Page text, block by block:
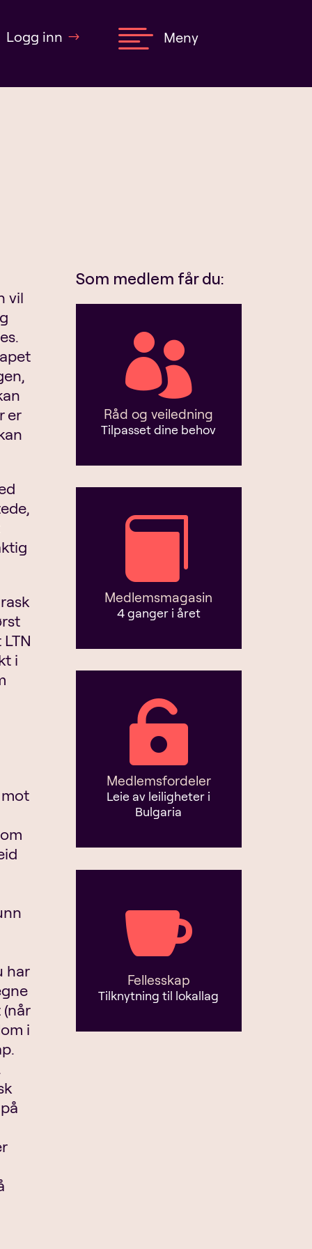
Logg inn  Meny
vil
er
i
mot
har
i
Som medlem får du:

Råd og veiledning
Tilpasset dine behov

Medlemsmagasin
4 ganger i året

Medlemsfordeler
Leie av leiligheter i
Bulgaria

Fellesskap
Tilknytning til lokallag